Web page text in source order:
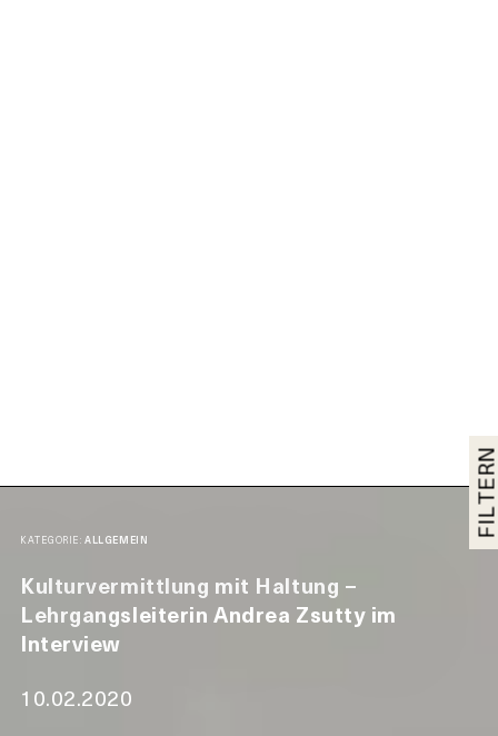
KATEGORIE:ALLGEMEIN
Kulturvermittlung mit Haltung –
Lehrgangsleiterin Andrea Zsutty im
Interview
10.02.2020